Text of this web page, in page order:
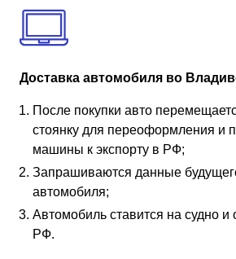
Доставка автомобиля во
После покупки авто
стоянку для переоформления и
машины к экспорту в РФ;
Запрашиваются данные
автомобиля;
Автомобиль ставится на судно и
РФ.